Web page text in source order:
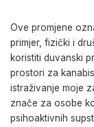
Ove promjene
primjer, fizički i
koristiti duvanski
prostori za
istraživanje moje
znače za osobe
psihoaktivnih